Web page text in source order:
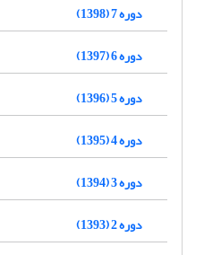
دوره 7 (1398)
دوره 6 (1397)
دوره 5 (1396)
دوره 4 (1395)
دوره 3 (1394)
دوره 2 (1393)